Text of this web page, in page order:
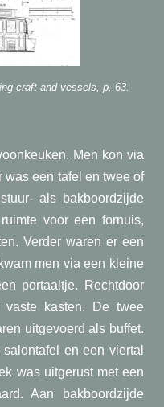
craft and vessels, p. 63.
Men kon via
was een tafel en twee of
als bakboordzijde
voor een fornuis,
Verder waren er een
men via een kleine
portaaltje. Rechtdoor
kasten. De twee
uitgevoerd als buffet.
en een viertal
was uitgerust met een
Aan bakboordzijde